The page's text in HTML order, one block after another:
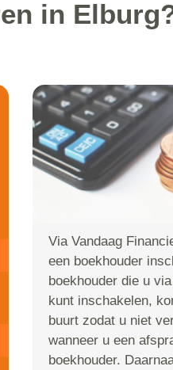
in
Via Vandaag
een boekhouder
boekhouder die u
kunt inschakelen,
buurt zodat u niet
wanneer u een
boekhouder.